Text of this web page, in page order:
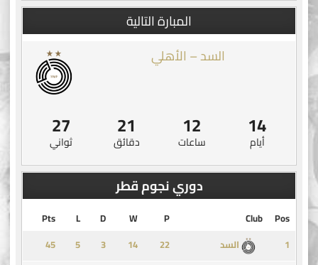
المبارة التالية
السد – الأهلي
14
أيام
12
ساعات
21
دقائق
27
ثواني
دوري نجوم قطر
Pos
Club
P
W
D
L
Pts
1
السد ‏22
14
3
5
45